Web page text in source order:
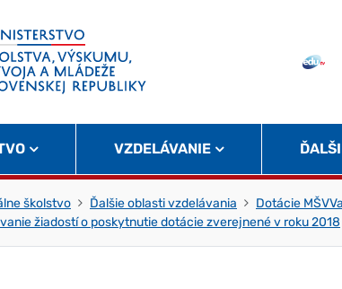
EDU
VZDELÁVANIE
školstvo Ďalšie oblasti vzdelávania
Dotácie
žiadostí o poskytnutie dotácie zverejnené v roku 2018